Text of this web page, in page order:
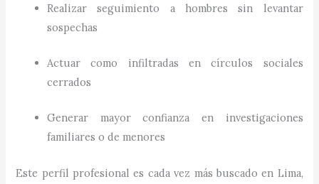
Realizar seguimiento a hombres sin levantar
sospechas
Actuar como infiltradas en círculos sociales
cerrados
Generar mayor confianza en investigaciones
familiares o de menores
Este perfil profesional es cada vez más buscado en Lima,